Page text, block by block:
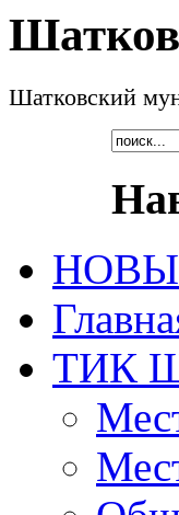
Шатковский
ТИК